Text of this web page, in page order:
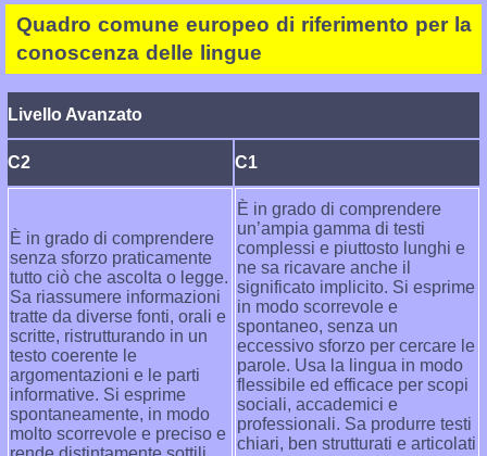
Quadro comune europeo di riferimento per la
conoscenza delle lingue
Livello Avanzato
C2 C1
È in grado di comprendere
senza sforzo praticamente
tutto ciò che ascolta o legge.
Sa riassumere informazioni
tratte da diverse fonti, orali e
scritte, ristrutturando in un
testo coerente le
argomentazioni e le parti
informative. Si esprime
spontaneamente, in modo
molto scorrevole e preciso e
È in grado di comprendere
un’ampia gamma di testi
complessi e piuttosto lunghi e
ne sa ricavare anche il
significato implicito. Si esprime
in modo scorrevole e
spontaneo, senza un
eccessivo sforzo per cercare le
parole. Usa la lingua in modo
flessibile ed efficace per scopi
sociali, accademici e
professionali. Sa produrre testi
chiari, ben strutturati e articolati